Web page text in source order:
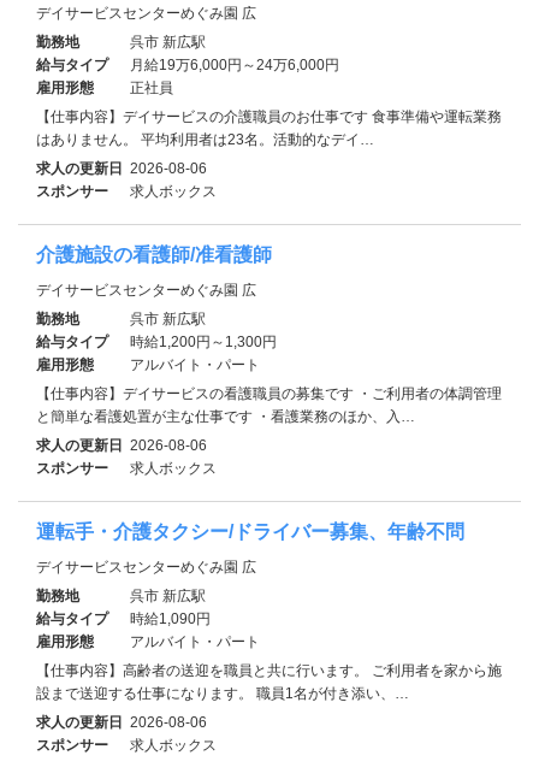
デイサービスセンターめぐみ園 広
勤務地
呉市 新広駅
給与タイプ
月給19万6,000円～24万6,000円
雇用形態
正社員
【仕事内容】デイサービスの介護職員のお仕事です 食事準備や運転業務
はありません。 平均利用者は23名。活動的なデイ…
求人の更新日 2026-08-06
スポンサー
求人ボックス
介護施設の看護師/准看護師
デイサービスセンターめぐみ園 広
勤務地
呉市 新広駅
給与タイプ
時給1,200円～1,300円
雇用形態
アルバイト・パート
【仕事内容】デイサービスの看護職員の募集です ・ご利用者の体調管理
と簡単な看護処置が主な仕事です ・看護業務のほか、入…
求人の更新日 2026-08-06
スポンサー
求人ボックス
運転手・介護タクシー/ドライバー募集、年齢不問
デイサービスセンターめぐみ園 広
勤務地
呉市 新広駅
給与タイプ
時給1,090円
雇用形態
アルバイト・パート
【仕事内容】高齢者の送迎を職員と共に行います。 ご利用者を家から施
設まで送迎する仕事になります。 職員1名が付き添い、…
求人の更新日 2026-08-06
スポンサー
求人ボックス